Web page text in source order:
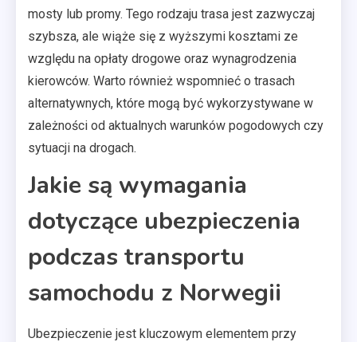
mosty lub promy. Tego rodzaju trasa jest zazwyczaj
szybsza, ale wiąże się z wyższymi kosztami ze
względu na opłaty drogowe oraz wynagrodzenia
kierowców. Warto również wspomnieć o trasach
alternatywnych, które mogą być wykorzystywane w
zależności od aktualnych warunków pogodowych czy
sytuacji na drogach.
Jakie są wymagania
dotyczące ubezpieczenia
podczas transportu
samochodu z Norwegii
Ubezpieczenie jest kluczowym elementem przy